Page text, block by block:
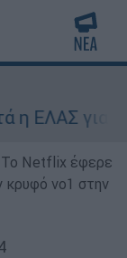
η ΕΛΑΣ για
Το Netflix έφερε
κρυφό νο1 στην